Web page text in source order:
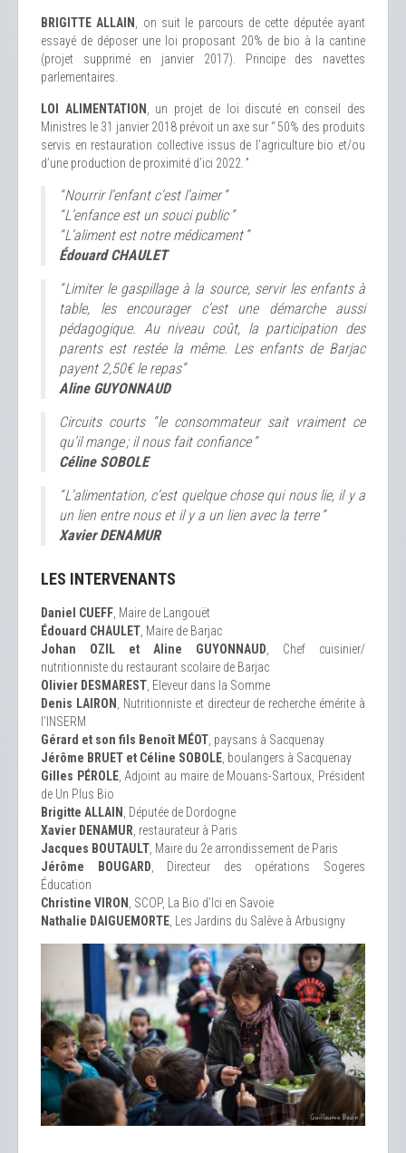
BRIGITTE ALLAIN
, on suit le parcours de cette députée ayant
essayé de déposer une loi proposant 20% de bio à la cantine
(projet supprimé en janvier 2017). Principe des navettes
parlementaires.
LOI ALIMENTATION
, un projet de loi discuté en conseil des
Ministres le 31 janvier 2018 prévoit un axe sur “ 50% des produits
servis en restauration collective issus de l’agriculture bio et/ou
d’une production de proximité d’ici 2022. ”
“ Nourrir l’enfant c’est l’aimer ”
“ L’enfance est un souci public ”
“ L’aliment est notre médicament ”
Édouard CHAULET
“ Limiter le gaspillage à la source, servir les enfants à
table, les encourager c’est une démarche aussi
pédagogique. Au niveau coût, la participation des
parents est restée la même. Les enfants de Barjac
payent 2,50€ le repas”
Aline GUYONNAUD
Circuits courts “ le consommateur sait vraiment ce
qu’il mange ; il nous fait confiance ”
Céline SOBOLE
“ L’alimentation, c’est quelque chose qui nous lie, il y a
un lien entre nous et il y a un lien avec la terre ”
Xavier DENAMUR
LES INTERVENANTS
Daniel CUEFF , Maire de Langouët
Édouard CHAULET , Maire de Barjac
Johan OZIL et Aline GUYONNAUD , Chef cuisinier/
nutritionniste du restaurant scolaire de Barjac
Olivier DESMAREST , Eleveur dans la Somme
Denis LAIRON
, Nutritionniste et directeur de recherche émérite à
l’INSERM
Gérard et son fils Benoît MÉOT , paysans à Sacquenay
Jérôme BRUET et Céline SOBOLE , boulangers à Sacquenay
Gilles PÉROLE, Adjoint au maire de Mouans-Sartoux, Président
de Un Plus Bio
Brigitte ALLAIN
, Députée de Dordogne
Xavier DENAMUR , restaurateur à Paris
Jacques BOUTAULT , Maire du 2e arrondissement de Paris
Jérôme BOUGARD , Directeur des opérations Sogeres
Éducation
Christine VIRON
, SCOP, La Bio d’Ici en Savoie
Nathalie DAIGUEMORTE , Les Jardins du Salève à Arbusigny